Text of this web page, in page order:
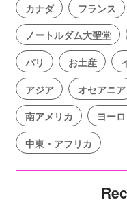
カナダ
フランス
ノートルダム大聖堂
パリ
お土産
アジア
オセアニア
南アメリカ
ヨー
中東・アフリカ